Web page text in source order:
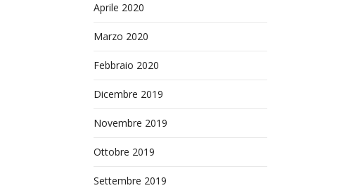
Aprile 2020
Marzo 2020
Febbraio 2020
Dicembre 2019
Novembre 2019
Ottobre 2019
Settembre 2019